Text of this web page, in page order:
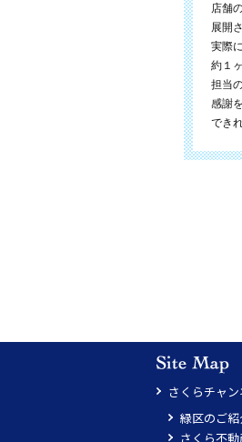
店舗
展開
実際
約１
担当
感謝
でき
さくらチャン
緑区のご
さくら不